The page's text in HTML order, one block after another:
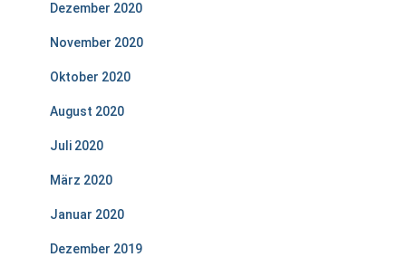
Dezember 2020
November 2020
Oktober 2020
August 2020
Juli 2020
März 2020
Januar 2020
Dezember 2019